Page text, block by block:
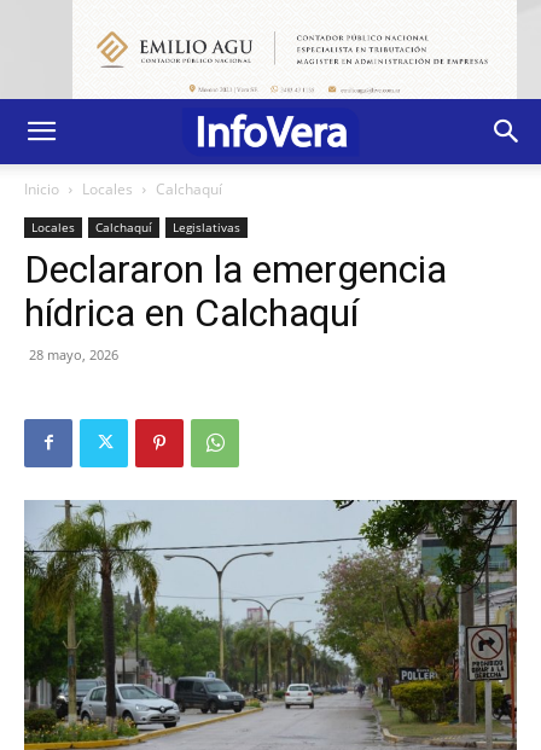
Inicio Locales Calchaquí
Locales Calchaquí Legislativas
Declararon la emergencia
hídrica en Calchaquí
28 mayo, 2026